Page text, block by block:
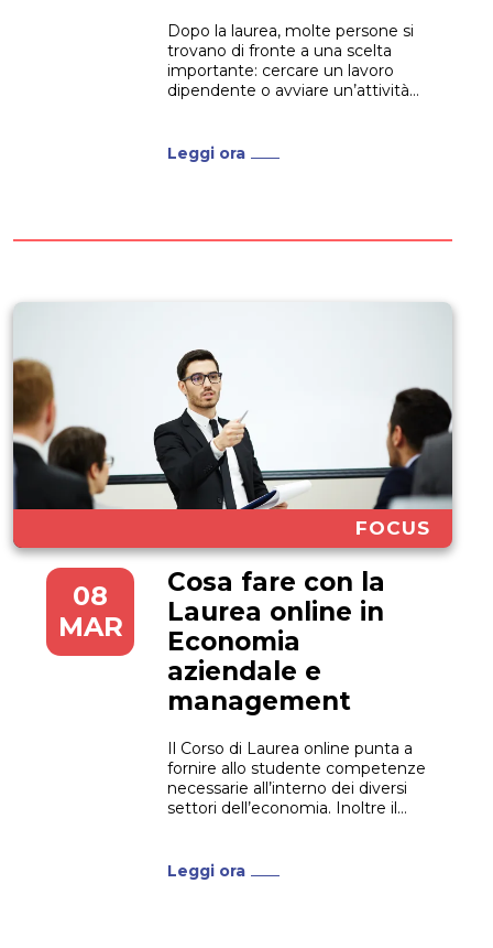
Dopo la laurea, molte persone si
trovano di fronte a una scelta
importante: cercare un lavoro
dipendente o avviare un’attività
diversi fattori, tra cui la sicurezza
Leggi ora
FOCUS
08
MAR
Cosa fare con la
Laurea online in
Economia
aziendale e
management
Il Corso di Laurea online punta a
fornire allo studente competenze
necessarie all’interno dei diversi
settori dell’economia. Inoltre il
della gestione aziendale pubblica
Leggi ora